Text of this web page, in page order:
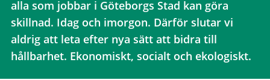
alla som jobbar i Göteborgs Stad kan göra
skillnad. Idag och imorgon. Därför slutar vi
aldrig att leta efter nya sätt att bidra till
hållbarhet. Ekonomiskt, socialt och ekologiskt.